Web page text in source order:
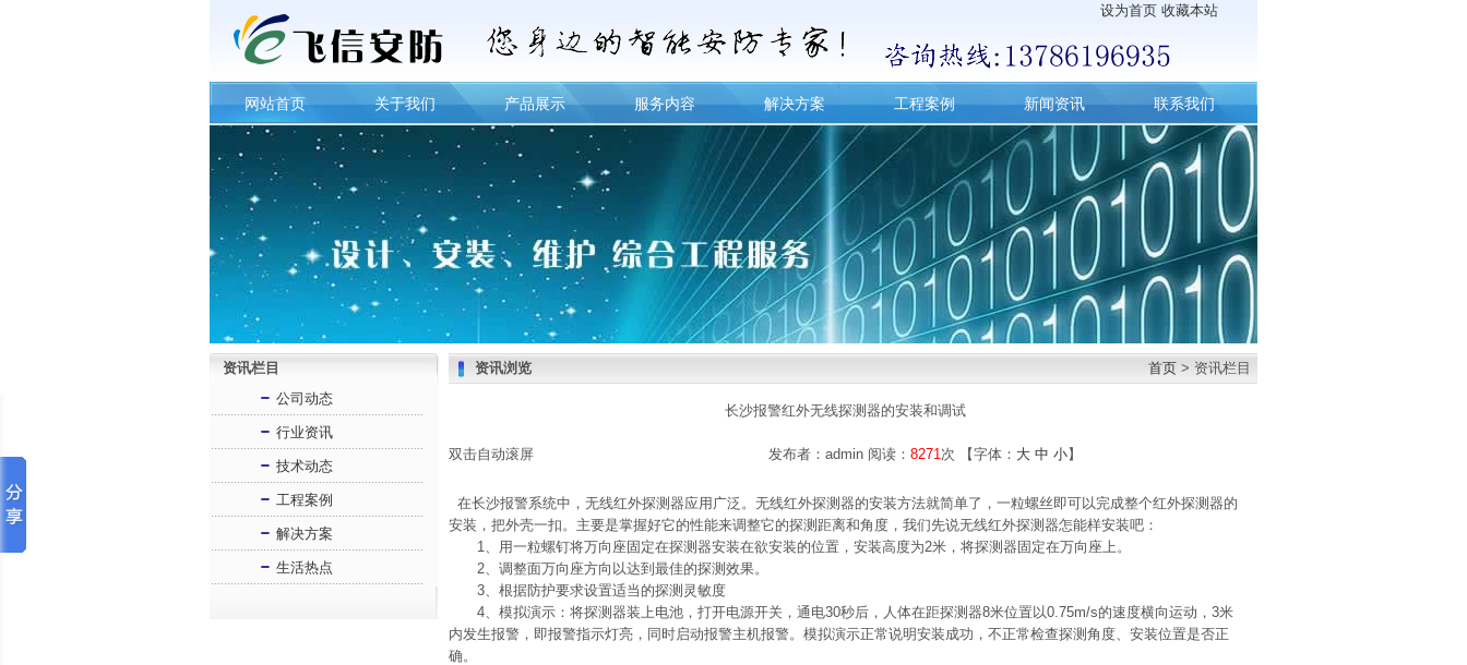
设为首页 收藏本站
网站首页 关于我们 产品展示 服务内容 解决方案 工程案例 新闻资讯 联系我们
资讯栏目
公司动态
行业资讯
技术动态
工程案例
解决方案
生活热点
资讯浏览 首页 > 资讯栏目
长沙报警红外无线探测器的安装和调试
双击自动滚屏 发布者：admin 阅读： 8271次 【字体： 大 中 小】
在长沙报警系统中，无线红外探测器应用广泛。无线红外探测器的安装方法就简单了，一粒螺丝即可以完成整个红外探测器的
安装，把外壳一扣。主要是掌握好它的性能来调整它的探测距离和角度，我们先说无线红外探测器怎能样安装吧：
1、用一粒螺钉将万向座固定在探测器安装在欲安装的位置，安装高度为2米，将探测器固定在万向座上。
2、调整面万向座方向以达到最佳的探测效果。
3、根据防护要求设置适当的探测灵敏度
4、模拟演示：将探测器装上电池，打开电源开关，通电30秒后，人体在距探测器8米位置以0.75m/s的速度横向运动，3米
内发生报警，即报警指示灯亮，同时启动报警主机报警。模拟演示正常说明安装成功，不正常检查探测角度、安装位置是否正
确。